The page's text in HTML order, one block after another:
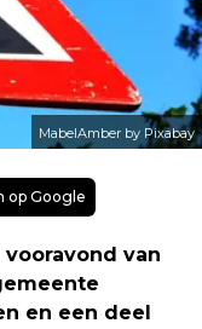
MabelAmber by Pixabay
op Google
van
en een deel